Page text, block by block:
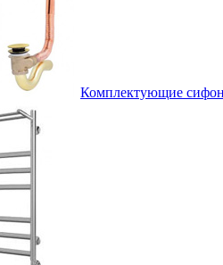
Комплектующие